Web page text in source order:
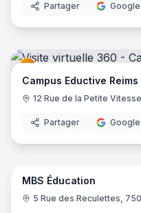
Partager
Campus Eductive
12 Rue de la Petite
Partager
MBS Éducation
5 Rue des Reculettes,